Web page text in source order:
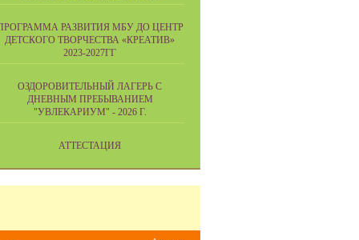
РАЗВИТИЯ МБУ ДО ЦЕНТР
ДЕТСКОГО ТВОРЧЕСТВА «КРЕАТИВ»
2023-2027ГГ
ОЗДОРОВИТЕЛЬНЫЙ ЛАГЕРЬ С
ДНЕВНЫМ ПРЕБЫВАНИЕМ
"УВЛЕКАРИУМ" - 2026 Г.
АТТЕСТАЦИЯ